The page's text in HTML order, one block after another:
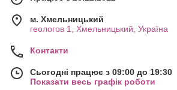
м. Хмельницький
геологов 1, Хмельницький, Україна
Контакти
Сьогодні працює з 09:00 до 19:30
Показати весь графік роботи